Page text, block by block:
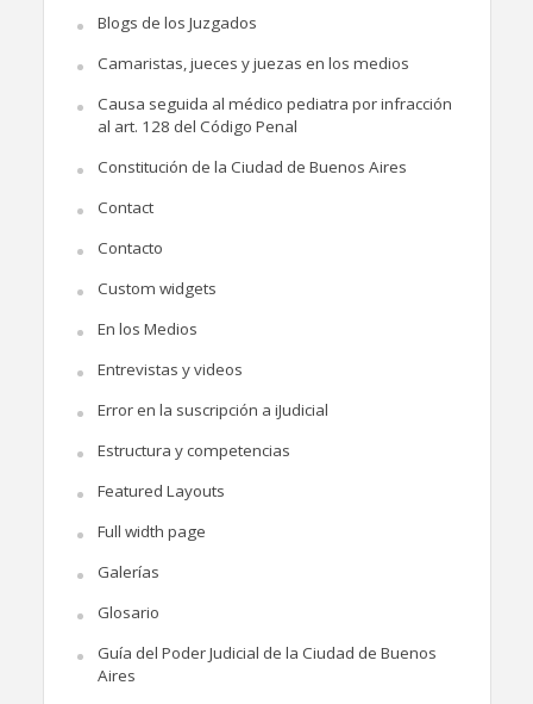
Blogs de los Juzgados
Camaristas, jueces y juezas en los medios
Causa seguida al médico pediatra por infracción
al art. 128 del Código Penal
Constitución de la Ciudad de Buenos Aires
Contact
Contacto
Custom widgets
En los Medios
Entrevistas y videos
Error en la suscripción a iJudicial
Estructura y competencias
Featured Layouts
Full width page
Galerías
Glosario
Guía del Poder Judicial de la Ciudad de Buenos
Aires